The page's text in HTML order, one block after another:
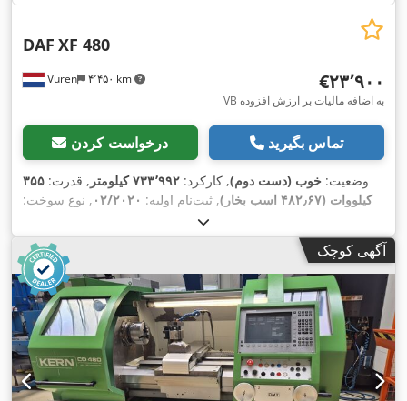
Vuren ۴٬۴۵۰ km
DAF XF 480
‎€۲۳٬۹۰۰
VB به اضافه مالیات بر ارزش افزوده
درخواست کردن تماس بگیرید
وضعیت: خوب (دست دوم), کارکرد: ۷۳۳٬۹۹۲ کیلومتر , قدرت: ۳۵۵
کیلووات (۴۸۲٫۶۷ اسب بخار)
, ثبت‌نام اولیه: ۰۲/۲۰۲۰ , نوع سوخت:
, پیکربندی محور:
محور:۳٬۸۰۰ میلی‌متر , سوخت:دیزل, ترمزها:رتاردر, رنگ:دیگر,
کابین راننده:
, تعداد دنده‌ها:۱۲,
کلاس انتشار:یورو ۶ , سیستم تعلیق:فولاد-هوا, طول کل:۶٬۲۲۰
میلی‌متر, عرض کل:۲٬۵۵۰ میلی‌متر , ارتفاع کل:۴٬۰۰۰ میلی‌متر
,
سال ساخت:۲۰۲۰, تجهیزات:آینه برقی, اِی‌بی‌اِس‎, بخاری پارکینگ,
بلوتوث, تنظیم برقی پنجره, تهویه مطبوع, رتاردر, سیستم ناوبری, قفل
مرکزی, کروز کنترل, کنترل کشش, کولر پارکینگ, گرم‌کن صندلی,
آگهی کوچک